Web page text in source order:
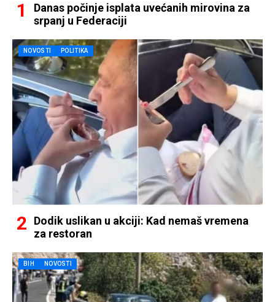
Danas počinje isplata uvećanih mirovina za
srpanj u Federaciji
NOVOSTI POLITIKA
Dodik uslikan u akciji: Kad nemaš vremena
za restoran
BIH NOVOSTI